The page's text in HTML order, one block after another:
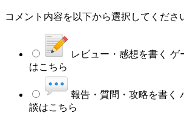
コメント内容を以下から選択してくださ
レビュー・感想を書く ゲ
はこちら
報告・質問・攻略を書く
談はこちら